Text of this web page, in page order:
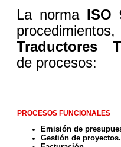
La norma ISO
Traductores
de procesos:
PROCESOS FUNCIONALES
Emisión de
Gestión de proyectos.